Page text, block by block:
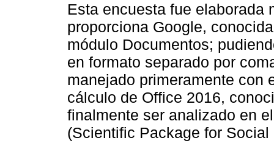
Esta encuesta fue elaborada
proporciona Google,
módulo Documentos;
en formato separado por
manejado primeramente con
cálculo de Office 2016,
finalmente ser analizado en
(Scientific Package for Social